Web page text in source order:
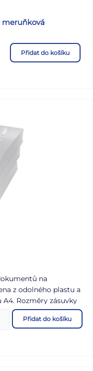
meruňková
Přidat do košíku
na
z odolného plastu a
Rozměry zásuvky
Přidat do košíku